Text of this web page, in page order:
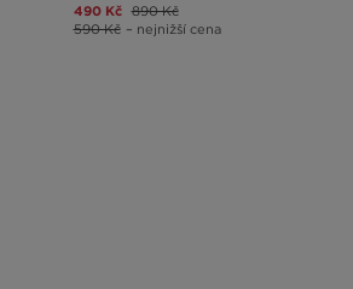
490 Kč 890 Kč
590 Kč – nejnižší cena